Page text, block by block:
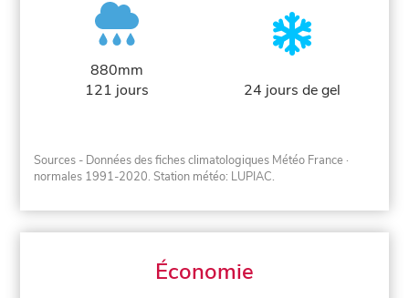
880mm
121 jours
24 jours de gel
Sources - Données des fiches climatologiques Météo France ·
normales 1991-2020. Station météo: LUPIAC.
Économie